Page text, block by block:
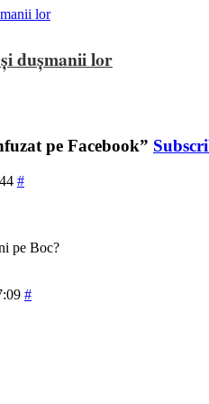
dușmanii lor
pe Facebook”
#
pe Boc?
#